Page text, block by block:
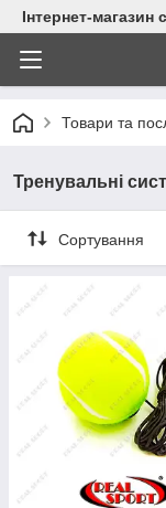
Інтернет-
Товари та
Тренувальні
Сортування